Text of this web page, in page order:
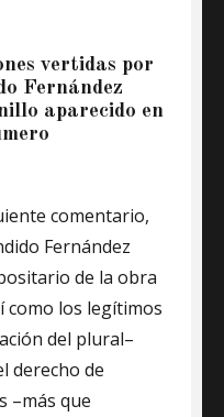
vertidas por
Fernández
aparecido en
comentario,
Fernández
de la obra
como los legítimos
del plural–
derecho de
–más que